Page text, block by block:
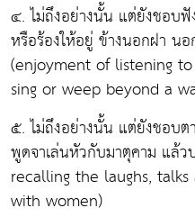
๔. ไม่ถึงอย่างนั้น แต่ยังชอบฟั
หรือร้องให้อยู่ ข้างนอกฝา น
(enjoyment of listening
sing or weep beyond a
๕. ไม่ถึงอย่างนั้น แต่ยังชอบต
พูดจาเล่นหัวกับมาตุคาม แล้
recalling the laughs,
with women)